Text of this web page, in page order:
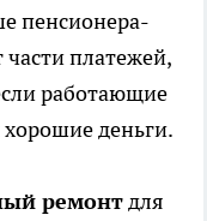
пенсионера-
платежей,
работающие
деньги.
ремонтдля